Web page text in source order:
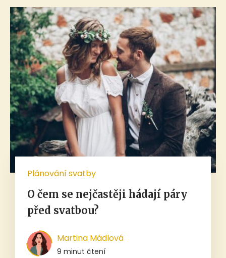
Plánování svatby
O čem se nejčastěji hádají páry
před svatbou?
Martina Mádlová
9 minut čtení